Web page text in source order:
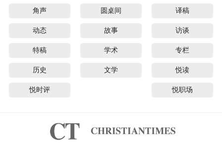
角声 圆桌间 译稿
动态 故事 访谈
特稿 学术 专栏
历史 文学 悦读
悦时评 悦职场